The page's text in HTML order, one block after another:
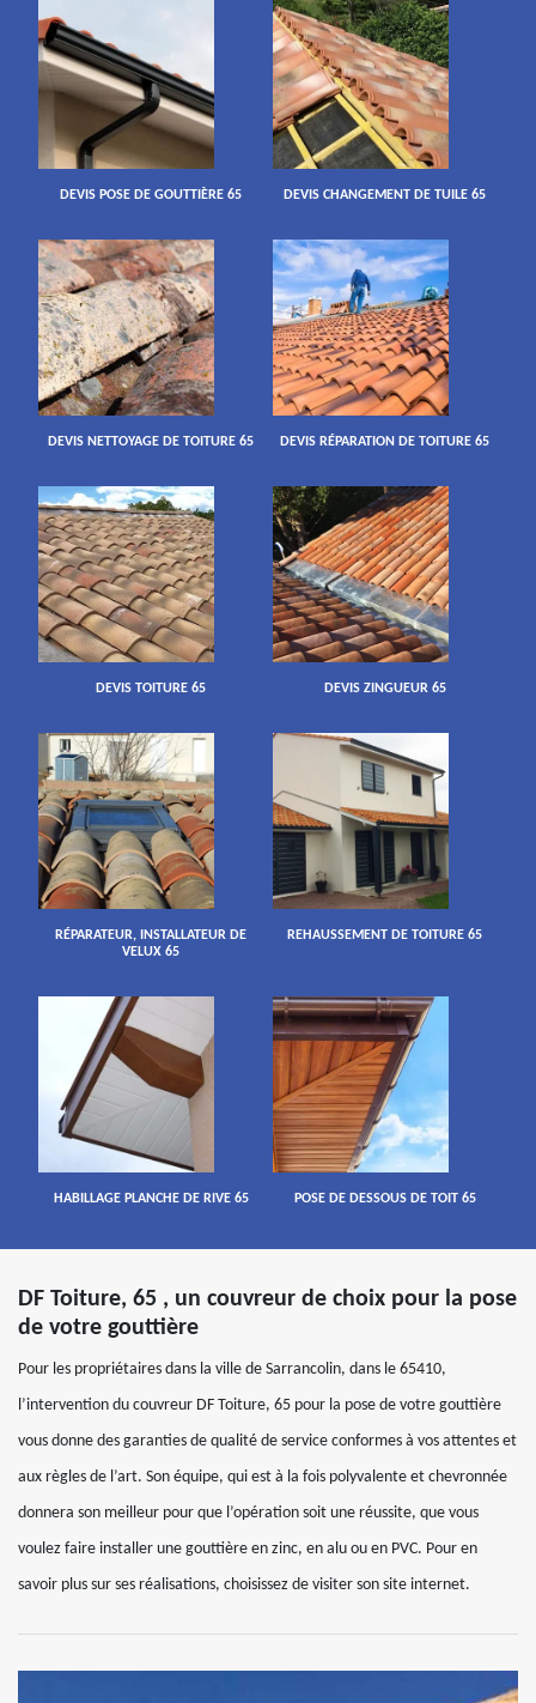
DEVIS POSE DE GOUTTIÈRE 65 DEVIS CHANGEMENT DE TUILE 65
DEVIS NETTOYAGE DE TOITURE 65 DEVIS RÉPARATION DE TOITURE 65
DEVIS TOITURE 65 DEVIS ZINGUEUR 65
RÉPARATEUR, INSTALLATEUR DE
VELUX 65
REHAUSSEMENT DE TOITURE 65
HABILLAGE PLANCHE DE RIVE 65 POSE DE DESSOUS DE TOIT 65
DF Toiture, 65 , un couvreur de choix pour la pose
de votre gouttière
Pour les propriétaires dans la ville de Sarrancolin, dans le 65410,
l’intervention du couvreur DF Toiture, 65 pour la pose de votre gouttière
vous donne des garanties de qualité de service conformes à vos attentes et
aux règles de l’art. Son équipe, qui est à la fois polyvalente et chevronnée
donnera son meilleur pour que l’opération soit une réussite, que vous
voulez faire installer une gouttière en zinc, en alu ou en PVC. Pour en
savoir plus sur ses réalisations, choisissez de visiter son site internet.